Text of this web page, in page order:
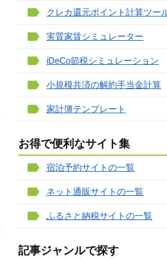
クレカ還元ポイント計算ツー
実質家賃シミュレーター
iDeCo節税シミュレーション
小規模共済の解約手当金計算
家計簿テンプレート
お得で便利なサイト集
宿泊予約サイトの一覧
ネット通販サイトの一覧
ふるさと納税サイトの一覧
記事ジャンルで探す